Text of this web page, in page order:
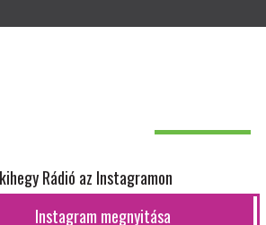
Rádió az Instagramon
Instagram megnyitása